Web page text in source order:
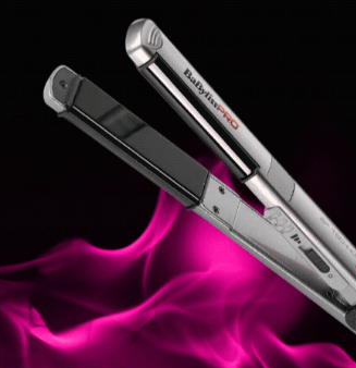
dupa metoda standard: se da forma
si se polimerizeaza 30 de
straturi de culoare, polimerizand fiecare
Gel Lac si se polimerizeaza 60-90 de
lipicios cucleaner.
poate indeparta usor prin dizolvare, folosind
de pe site-ul nostru sunt originale.
ProCosmetic.
autorizat Cupio.